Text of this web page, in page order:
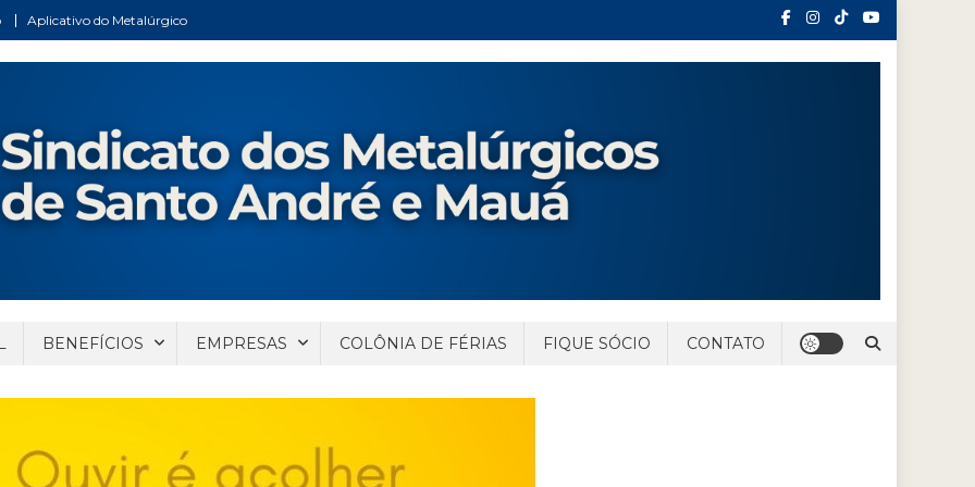
Aplicativo do Metalúrgico
e Mauá
André e Mauá
BENEFÍCIOS EMPRESAS COLÔNIA DE FÉRIAS FIQUE SÓCIO CONTATO